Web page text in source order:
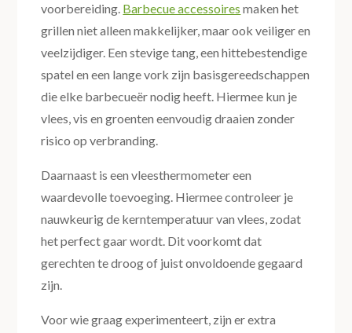
voorbereiding. Barbecue accessoires maken het
grillen niet alleen makkelijker, maar ook veiliger en
veelzijdiger. Een stevige tang, een hittebestendige
spatel en een lange vork zijn basisgereedschappen
die elke barbecueër nodig heeft. Hiermee kun je
vlees, vis en groenten eenvoudig draaien zonder
risico op verbranding.
Daarnaast is een vleesthermometer een
waardevolle toevoeging. Hiermee controleer je
nauwkeurig de kerntemperatuur van vlees, zodat
het perfect gaar wordt. Dit voorkomt dat
gerechten te droog of juist onvoldoende gegaard
zijn.
Voor wie graag experimenteert, zijn er extra